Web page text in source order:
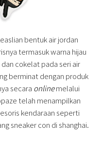
bentuk air jordan
termasuk warna hijau
cokelat pada seri air
berminat dengan produk
secara onlinemelalui
telah menampilkan
kendaraan seperti
sneaker con di shanghai.